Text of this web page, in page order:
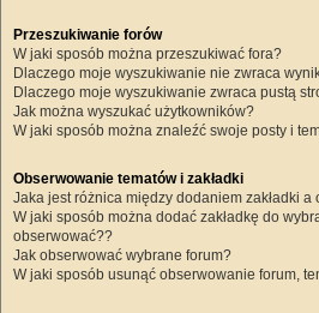
Przeszukiwanie forów
W jaki sposób można przeszukiwać fora?
Dlaczego moje wyszukiwanie nie zwraca
Dlaczego moje wyszukiwanie zwraca pustą
Jak można wyszukać użytkowników?
W jaki sposób można znaleźć swoje posty i
Obserwowanie tematów i zakładki
Jaka jest różnica między dodaniem zakładki
W jaki sposób można dodać zakładkę do
obserwować??
Jak obserwować wybrane forum?
W jaki sposób usunąć obserwowanie forum,